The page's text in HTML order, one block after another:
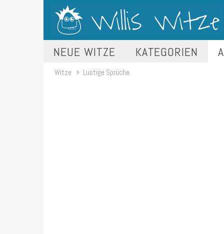
NEUE WITZE KATEGORIEN
Witze Lustige Sprüche